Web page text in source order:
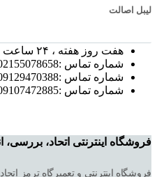
لیبل اصالت
هفت روز هفته ، ۲۴ ساعت شبانه‌روز پاسخگوی شما هستیم
شماره تماس :02155078658|
شماره تماس :09129470388|
شماره تماس :09107472885|
فروشگاه اینترنتی اتحاد، بررسی،
فروشگاه اینترنتی و تعمیرگاه ترمز